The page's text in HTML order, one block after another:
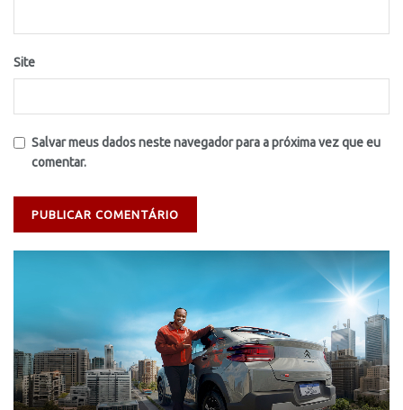
Site
Salvar meus dados neste navegador para a próxima vez que eu
comentar.